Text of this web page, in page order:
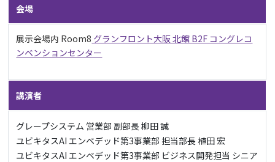
会場
展示会場内 Room8 グランフロント大阪 北館 B2F コングレコ
ンベンションセンター
講演者
グレープシステム 営業部 副部長 柳田 誠
ユビキタスAI エンベデッド第3事業部 担当部長 植田 宏
ユビキタスAI エンベデッド第3事業部 ビジネス開発担当 シニア